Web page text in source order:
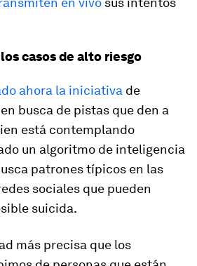
casos de alto riesgo
ahora la iniciativa de
busca de pistas que den a
está contemplando
un algoritmo de inteligencia
patrones típicos en las
sociales que pueden
suicida.
más precisa que los